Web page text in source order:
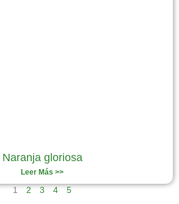
Naranja gloriosa
Leer Más >>
1 2 3 4 5